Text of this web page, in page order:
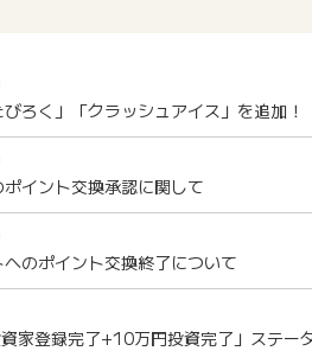
ろく」「クラッシュアイス」を追加！
ポイント交換承認に関して
へのポイント交換終了について
家登録完了+10万円投資完了」ステー